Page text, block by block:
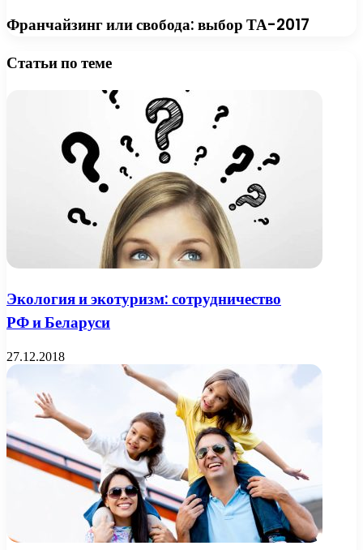
Франчайзинг или свобода: выбор ТА-2017
Статьи по теме
Экология и экотуризм: сотрудничество
РФ и Беларуси
27.12.2018